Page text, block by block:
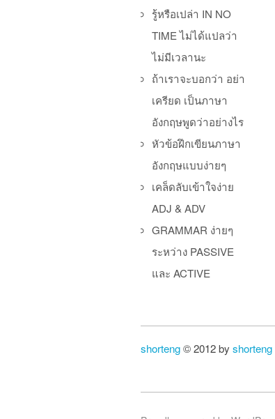
รู้หรือเปล่า IN NO
TIME ไม่ได้แปลว่า
ไม่มีเวลานะ
ถ้าเราจะบอกว่า อย่า
เครียด เป็นภาษา
อังกฤษพูดว่าอย่างไร
หัวข้อฝึกเขียนภาษา
อังกฤษแบบง่ายๆ
เคล็ดลับเข้าใจง่าย
ADJ & ADV
GRAMMAR ง่ายๆ
ระหว่าง PASSIVE
และ ACTIVE
shorteng© 2012 by shorteng